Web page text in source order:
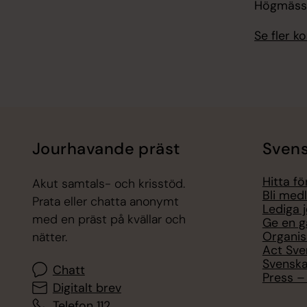
Se fler
Jourhavande präst
Akut samtals- och krisstöd.
Prata eller chatta anonymt
med en präst på kvällar och
nätter.
Chatt
Digitalt brev
Hitta
Bli
Lediga
Ge en
Act
Press